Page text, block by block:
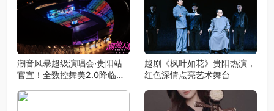
潮音风暴超级演唱会·贵阳站
官宣！全数控舞美2.0降临，
青春DNA！
越剧《枫叶如花》贵阳热演，
红色深情点亮艺术舞台